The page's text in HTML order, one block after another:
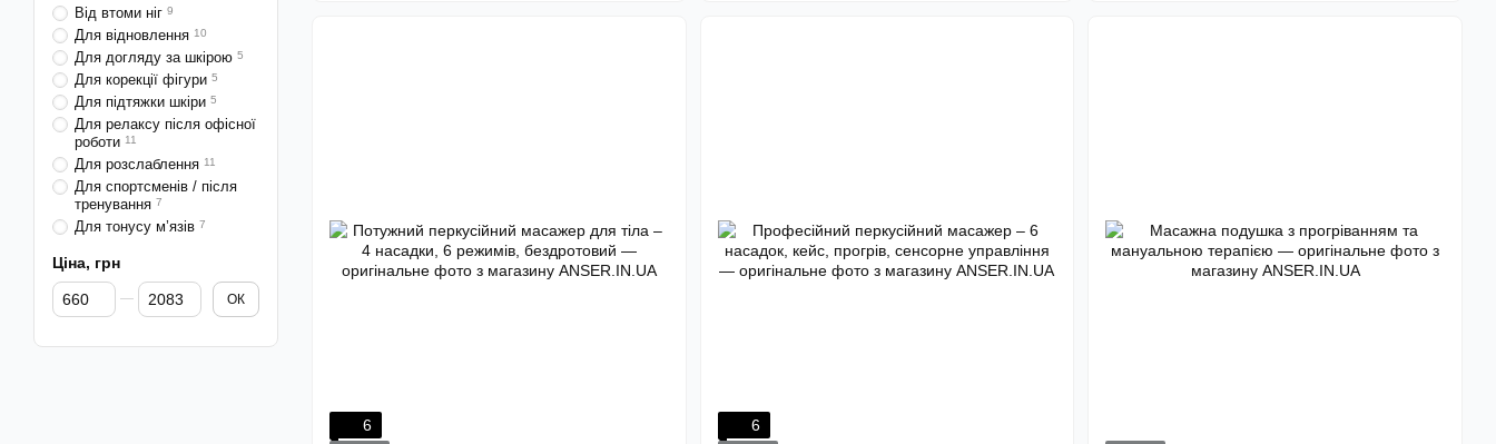
6
6
Від втоми ніг 9
Для відновлення 10
Для догляду за шкірою 5
Для корекції фігури 5
Для підтяжки шкіри 5
Для релаксу після офісної
роботи 11
Для розслаблення 11
Для спортсменів / після
тренування 7
Для тонусу м’язів 7
Ціна, грн
Від Ціна, грн
До Ціна, грн ОК